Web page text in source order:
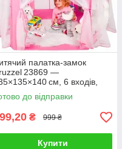
палатка‑замок
23869 —
см, 6 входів,
до відправки
₴ 999 ₴
Купити